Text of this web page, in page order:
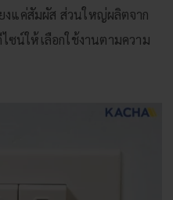
งแค่สัมผัส ส่วนใหญ่ผลิตจาก
น์ให้เลือกใช้งานตามความ